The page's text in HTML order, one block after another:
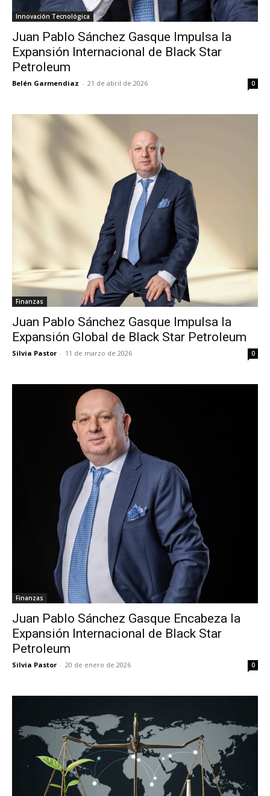
Innovación Tecnológica
Juan Pablo Sánchez Gasque Impulsa la
Expansión Internacional de Black Star
Petroleum
Belén Garmendiaz - 21 de abril de 2026 0
Finanzas
Juan Pablo Sánchez Gasque Impulsa la
Expansión Global de Black Star Petroleum
Silvia Pastor - 11 de marzo de 2026 0
Finanzas
Juan Pablo Sánchez Gasque Encabeza la
Expansión Internacional de Black Star
Petroleum
Silvia Pastor - 20 de enero de 2026 0